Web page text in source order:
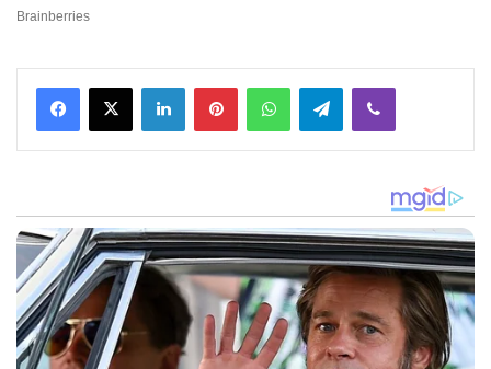
Facebook
X LinkedInPinterestWhatsAppTelegramViber